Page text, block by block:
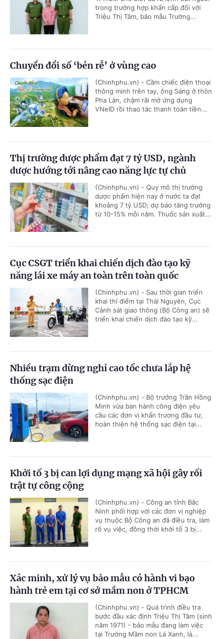
trong trường hợp khẩn cấp đối với
Triệu Thị Tâm, bảo mẫu Trường...
Chuyển đổi số ‘bén rễ’ ở vùng cao
(Chinhphu.vn) - Cầm chiếc điện thoại
thông minh trên tay, ông Sáng ở thôn
Pha Lán, chậm rãi mở ứng dụng
VNeID rồi thao tác thanh toán tiền...
Thị trường dược phẩm đạt 7 tỷ USD, ngành
dược hướng tới nâng cao năng lực tự chủ
(Chinhphu.vn) - Quy mô thị trường
dược phẩm hiện nay ở nước ta đạt
khoảng 7 tỷ USD; dự báo tăng trưởng
từ 10-15% mỗi năm. Thuốc sản xuất...
Cục CSGT triển khai chiến dịch đào tạo kỹ
năng lái xe máy an toàn trên toàn quốc
(Chinhphu.vn) - Sau thời gian triển
khai thí điểm tại Thái Nguyên, Cục
Cảnh sát giao thông (Bộ Công an) sẽ
triển khai chiến dịch đào tạo kỹ...
Nhiều trạm dừng nghỉ cao tốc chưa lắp hệ
thống sạc điện
(Chinhphu.vn) - Bộ trưởng Trần Hồng
Minh vừa ban hành công điện yêu
cầu các đơn vị khẩn trương đầu tư,
hoàn thiện hệ thống sạc điện tại...
Khởi tố 3 bị can lợi dụng mạng xã hội gây rối
trật tự công cộng
(Chinhphu.vn) - Công an tỉnh Bắc
Ninh phối hợp với các đơn vị nghiệp
vụ thuộc Bộ Công an đã điều tra, làm
rõ vụ việc, đồng thời khởi tố 3 bị...
Xác minh, xử lý vụ bảo mẫu có hành vi bạo
hành trẻ em tại cơ sở mầm non ở TPHCM
(Chinhphu.vn) - Quá trình điều tra
bước đầu xác định Triệu Thị Tâm (sinh
năm 1971) - bảo mẫu đang làm việc
tại Trường Mầm non Lá Xanh, là...